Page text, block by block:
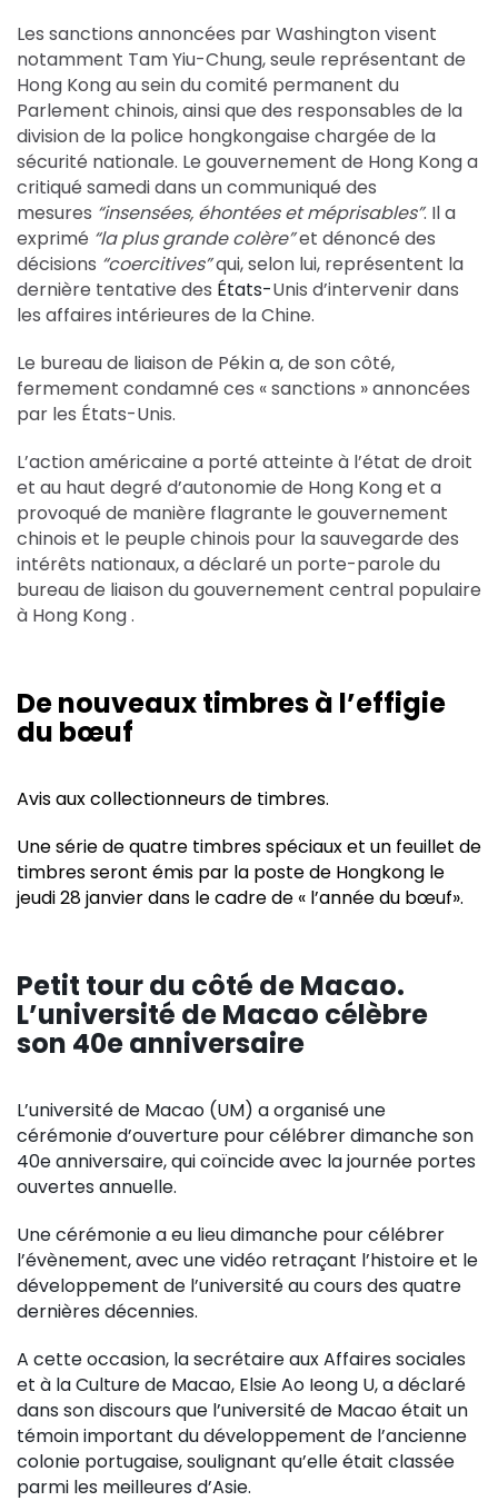
Les sanctions annoncées par Washington visent
notamment Tam Yiu-Chung, seule représentant de
Hong Kong au sein du comité permanent du
Parlement chinois, ainsi que des responsables de la
division de la police hongkongaise chargée de la
sécurité nationale. Le gouvernement de Hong Kong a
critiqué samedi dans un communiqué des
mesures “insensées, éhontées et méprisables”. Il a
exprimé “la plus grande colère”et dénoncé des
décisions “coercitives”qui, selon lui, représentent la
dernière tentative des États-Unis d’intervenir dans
les affaires intérieures de la Chine.
Le bureau de liaison de Pékin a, de son côté,
fermement condamné ces « sanctions » annoncées
par les États-Unis.
L’action américaine a porté atteinte à l’état de droit
et au haut degré d’autonomie de Hong Kong et a
provoqué de manière flagrante le gouvernement
chinois et le peuple chinois pour la sauvegarde des
intérêts nationaux, a déclaré un porte-parole du
bureau de liaison du gouvernement central populaire
à Hong Kong .
De nouveaux timbres à l’effigie
du bœuf
Avis aux collectionneurs de timbres.
Une série de quatre timbres spéciaux et un feuillet de
timbres seront émis par la poste de Hongkong le
jeudi 28 janvier dans le cadre de « l’année du bœuf».
Petit tour du côté de Macao.
L’université de Macao célèbre
son 40e anniversaire
L’université de Macao (UM) a organisé une
cérémonie d’ouverture pour célébrer dimanche son
40e anniversaire, qui coïncide avec la journée portes
ouvertes annuelle.
Une cérémonie a eu lieu dimanche pour célébrer
l’évènement, avec une vidéo retraçant l’histoire et le
développement de l’université au cours des quatre
dernières décennies.
A cette occasion, la secrétaire aux Affaires sociales
et à la Culture de Macao, Elsie Ao Ieong U, a déclaré
dans son discours que l’université de Macao était un
témoin important du développement de l’ancienne
colonie portugaise, soulignant qu’elle était classée
parmi les meilleures d’Asie.